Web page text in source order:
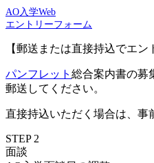
AO入学Web
エントリーフォーム
【郵送または直接持込でエン
パンフレット 総合案内書の募
郵送してください。
直接持込いただく場合は、事
STEP 2
面談